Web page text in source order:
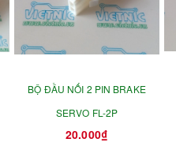
BỘ ĐẦU NỐI 2 PIN BRAKE
SERVO FL-2P
20.000₫